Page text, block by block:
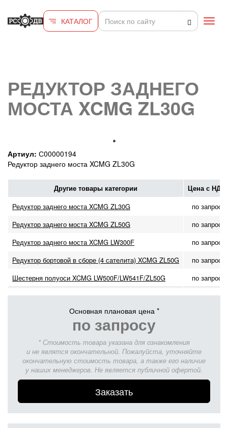
КАТАЛОГ
РЕДУКТОР ЗАДНЕГО
МОСТА XCMG ZL30G
Артиул: С00000194
Редуктор заднего моста XCMG ZL30G
Другие товары категории Цена с НДС
Редуктор заднего моста XCMG ZL30G
по запросу
Редуктор заднего моста XCMG ZL50G
по запросу
Редуктор заднего моста XCMG LW300F
по запросу
Редуктор бортовой в сборе (4 сателита) XCMG ZL50G
по запросу
Шестерня полуоси XCMG LW500F/LW541F/ZL50G
по запросу
Основная плановая цена *
по запросу
* Стоимость товара указана для ознакомления
и не являтся окончательной. Пожалуйста, уточняйте
окончательную стоимость товара, а также его наличие
у наших менеджеров. Не является публичной офертой.
Заказать